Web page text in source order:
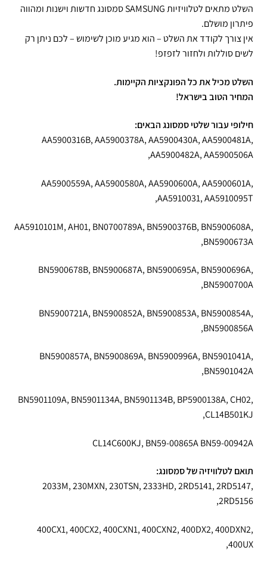
השלט מתאים לטלוויזיות SAMSUNG סמסונג חדשות וישנות ומהווה
פיתרון מושלם.
אין צורך לקודד את השלט – הוא מגיע מוכן לשימוש – לכם ניתן רק
לשים סוללות ולחזור לזפזפ!
השלט מכיל את כל הפונקציות הקיימות.
המחיר הטוב בישראל!
חילופי עבור שלטי סמסונג הבאים:
AA5900316B, AA5900378A, AA5900430A, AA5900481A,
AA5900482A, AA5900506A,
AA5900559A, AA5900580A, AA5900600A, AA5900601A,
AA5910031, AA5910095T,
AA5910101M, AH01, BN0700789A, BN5900376B, BN5900608A,
BN5900673A,
BN5900678B, BN5900687A, BN5900695A, BN5900696A,
BN5900700A,
BN5900721A, BN5900852A, BN5900853A, BN5900854A,
BN5900856A,
BN5900857A, BN5900869A, BN5900996A, BN5901041A,
BN5901042A,
BN5901109A, BN5901134A, BN5901134B, BP5900138A, CH02,
CL14B501KJ,
CL14C600KJ, BN59-00865A BN59-00942A
תואם לטלוויזיה של סמסונג:
2033M, 230MXN, 230TSN, 2333HD, 2RD5141, 2RD5147,
2RD5156,
400CX1, 400CX2, 400CXN1, 400CXN2, 400DX2, 400DXN2,
400UX,